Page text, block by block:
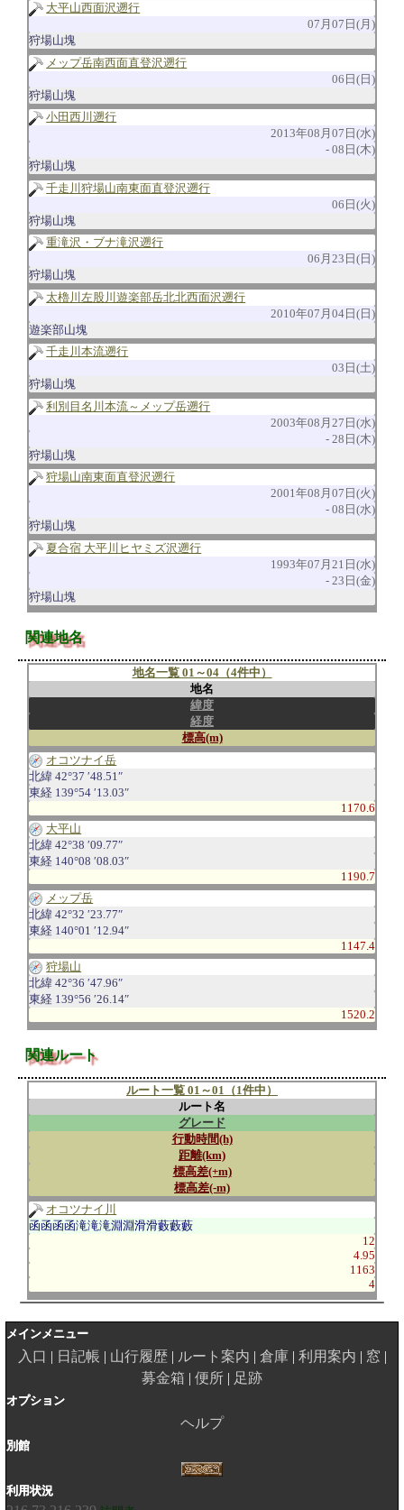
大平山西面沢遡行
07月07日(月)
狩場山塊
メップ岳南西面直登沢遡行
06日(日)
狩場山塊
小田西川遡行
2013年08月07日(水)
08日(木)
狩場山塊
千走川狩場山南東面直登沢遡行
06日(火)
狩場山塊
重滝沢・ブナ滝沢遡行
06月23日(日)
狩場山塊
太櫓川左股川遊楽部岳北北西面沢遡行
2010年07月04日(日)
遊楽部山塊
千走川本流遡行
03日(土)
狩場山塊
利別目名川本流～メップ岳遡行
2003年08月27日(水)
28日(木)
狩場山塊
狩場山南東面直登沢遡行
2001年08月07日(火)
08日(水)
狩場山塊
夏合宿 大平川ヒヤミズ沢遡行
1993年07月21日(水)
23日(金)
狩場山塊
関連地名
地名一覧 01～04（4件中）
地名
緯度
経度
標高(m)
オコツナイ岳
北緯 42°37 ′48.51″
東経 139°54 ′13.03″
1170.6
大平山
北緯 42°38 ′09.77″
東経 140°08 ′08.03″
1190.7
メップ岳
北緯 42°32 ′23.77″
東経 140°01 ′12.94″
1147.4
狩場山
北緯 42°36 ′47.96″
東経 139°56 ′26.14″
1520.2
関連ルート
ルート一覧 01～01（1件中）
ルート名
グレード
行動時間(h)
距離(km)
標高差(+m)
標高差(-m)
オコツナイ川
函函函函滝滝滝淵淵滑滑藪藪藪
12
4.95
1163
4
メインメニュー
入口 日記帳 山行履歴 ルート案内 倉庫 利用案内
窓
募金箱
便所 足跡
オプション
ヘルプ
別館
利用状況